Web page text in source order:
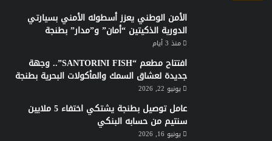
الأمن الوطني يعزز أسطوله الأمني بسيارتي
الدورية الذكيتين “أمان” و”مدار” بطنجة
منذ 3 أيام
افتتاح مطعم “SANTORINI FISH”.. وجهة
جديدة لعشاق السمك والمأكولات البحرية بطنجة
يونيو 22, 2026
عامل توصيل بطنجة يشتكي اختفاء 5 ملايين
سنتيم من حسابه البنكي
يونيو 16, 2026